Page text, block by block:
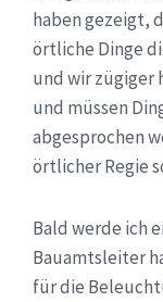
haben gezeigt,
örtliche Dinge
und wir zügiger
und müssen
abgesprochen
örtlicher Regie
Bald werde ich
Bauamtsleiter
für die